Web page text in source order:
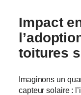
Impact
toitures
Imaginons un
capteur solaire :